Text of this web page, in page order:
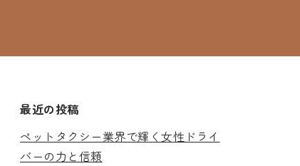
最近の投稿
ペットタクシー業界で輝く女性ドライ
バーの力と信頼